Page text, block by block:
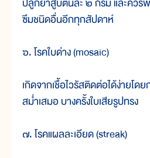
ซึมชนิดอื่นอีกทุกสัปดาห์
๖. โรคใบด่าง (mosaic)
เกิดจากเชื้อไวรัสติดต่อได้ง่ายโด
สม่ำเสมอ บางครั้งใบเสียรูปทรง
๗. โรคแผลละเอียด (streak)